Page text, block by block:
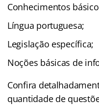
Conhecimentos
Língua portuguesa;
Legislação específica;
Noções básicas de
Confira
quantidade de